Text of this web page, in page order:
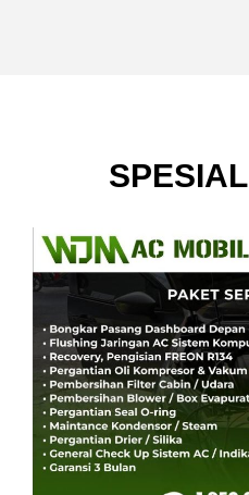
SPESIAL